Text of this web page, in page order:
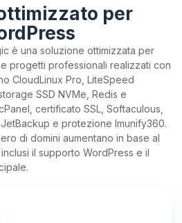
per
è una soluzione ottimizzata per
progetti professionali realizzati con
CloudLinux Pro, LiteSpeed
SSD NVMe, Redis e
certificato SSL, Softaculous,
e protezione Imunify360.
di domini aumentano in base al
il supporto WordPress e il